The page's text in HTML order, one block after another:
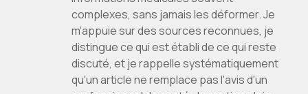
complexes, sans jamais les déformer. Je
m'appuie sur des sources reconnues, je
distingue ce qui est établi de ce qui reste
discuté, et je rappelle systématiquement
qu'un article ne remplace pas l'avis d'un